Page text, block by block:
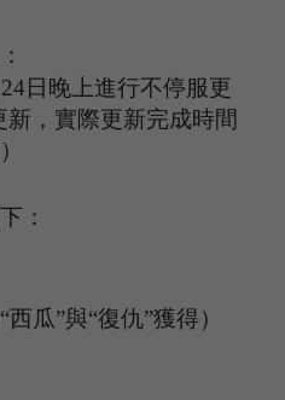
24日晚上進行不停服更
新，實際更新完成時間
：
“西瓜”與“復仇”獲得）